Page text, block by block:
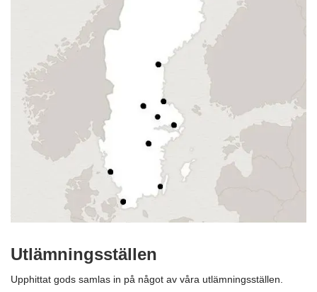
Utlämningsställen
Upphittat gods samlas in på något av våra utlämningsställen.